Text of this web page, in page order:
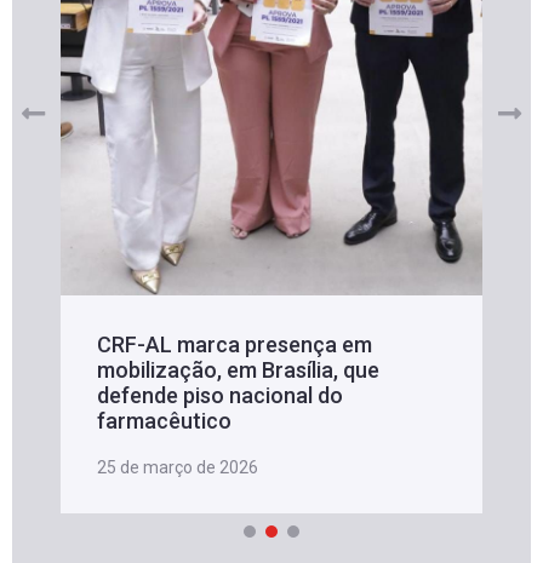
CRF-AL marca presença em
mobilização, em Brasília, que
defende piso nacional do
farmacêutico
25 de março de 2026